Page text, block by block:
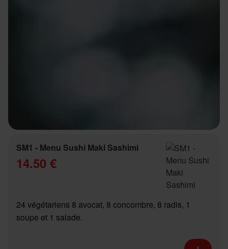
SM1 - Menu Sushi Maki Sashimi
14.50 €
24 végétariens 8 avocat, 8 concombre, 8 radis, 1
soupe et 1 salade.